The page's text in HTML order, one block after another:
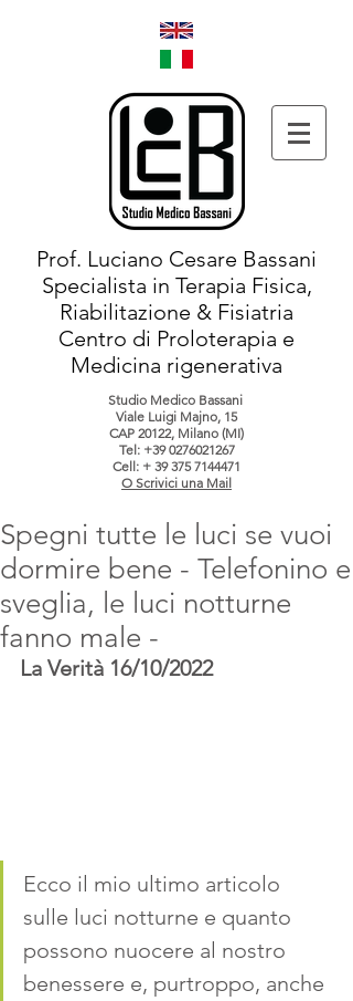
Prof. Luciano Cesare Bassani
Specialista in Terapia Fisica,
Riabilitazione & Fisiatria
Centro di Proloterapia e
Medicina rigenerativa
Studio Medico Bassani
Viale Luigi Majno, 15
CAP 20122, Milano (MI)
Tel: +39 0276021267
Cell: + 39 375 7144471
O Scrivici una Mail
Spegni tutte le luci se vuoi
dormire bene - Telefonino e
sveglia, le luci notturne
fanno male -
La Verità 16/10/2022
Ecco il mio ultimo articolo
sulle luci notturne e quanto
possono nuocere al nostro
benessere e, purtroppo, anche